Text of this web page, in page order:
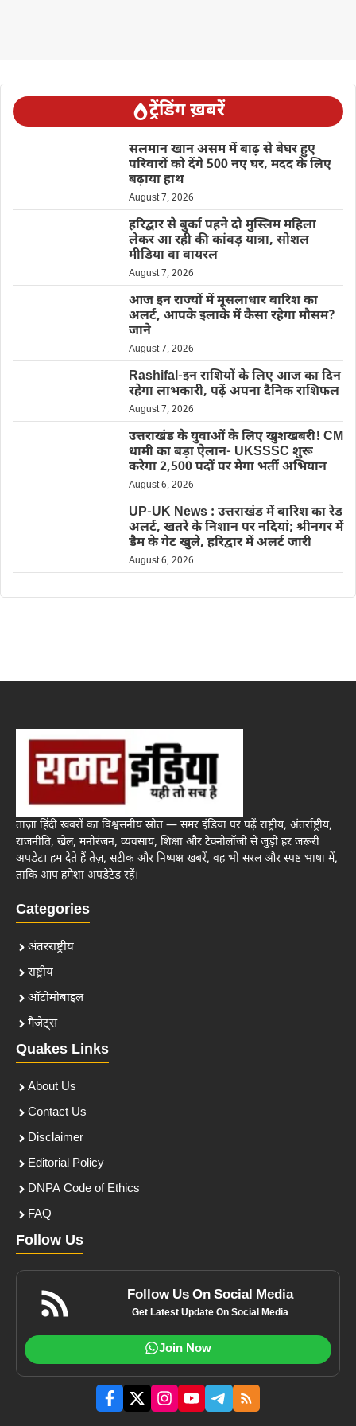
ट्रेंडिंग ख़बरें
सलमान खान असम में बाढ़ से बेघर हुए
परिवारों को देंगे 500 नए घर, मदद के लिए
बढ़ाया हाथ
August 7, 2026
हरिद्वार से बुर्का पहने दो मुस्लिम महिला
लेकर आ रही की कांवड़ यात्रा, सोशल
मीडिया वा वायरल
August 7, 2026
आज इन राज्यों में मूसलाधार बारिश का
अलर्ट, आपके इलाके में कैसा रहेगा मौसम?
जाने
August 7, 2026
Rashifal-इन राशियों के लिए आज का दिन
रहेगा लाभकारी, पढ़ें अपना दैनिक राशिफल
August 7, 2026
उत्तराखंड के युवाओं के लिए खुशखबरी! CM
धामी का बड़ा ऐलान- UKSSSC शुरू
करेगा 2,500 पदों पर मेगा भर्ती अभियान
August 6, 2026
UP-UK News : उत्तराखंड में बारिश का रेड
अलर्ट, खतरे के निशान पर नदियां; श्रीनगर में
डैम के गेट खुले, हरिद्वार में अलर्ट जारी
August 6, 2026
ताज़ा हिंदी खबरों का विश्वसनीय स्रोत — समर इंडिया पर पढ़ें राष्ट्रीय, अंतर्राष्ट्रीय,
राजनीति, खेल, मनोरंजन, व्यवसाय, शिक्षा और टेक्नोलॉजी से जुड़ी हर जरूरी
अपडेट। हम देते हैं तेज़, सटीक और निष्पक्ष खबरें, वह भी सरल और स्पष्ट भाषा में,
ताकि आप हमेशा अपडेटेड रहें।
Categories
अंतरराष्ट्रीय
राष्ट्रीय
ऑटोमोबाइल
गैजेट्स
Quakes Links
About Us
Contact Us
Disclaimer
Editorial Policy
DNPA Code of Ethics
FAQ
Follow Us
Follow Us On Social Media
Get Latest Update On Social Media
Join Now